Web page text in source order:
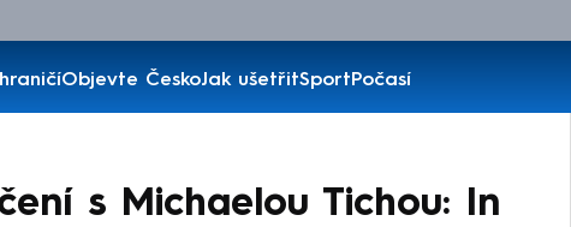
Objevte ČeskoJak ušetřitSportPočasí
s Michaelou Tichou: In